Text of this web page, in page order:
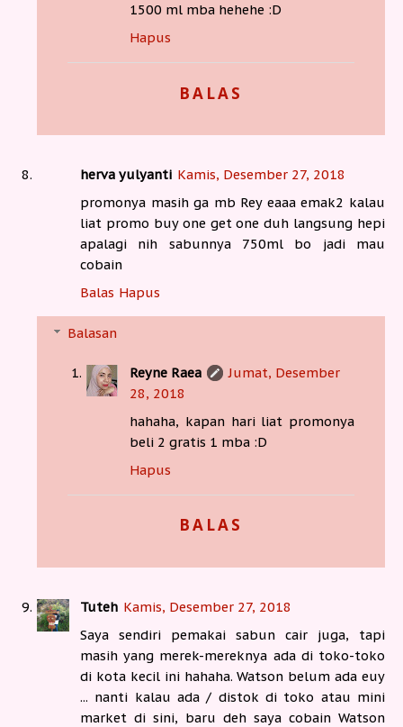
1500 ml mba hehehe :D
Hapus
BALAS
herva yulyanti Kamis, Desember 27, 2018
promonya masih ga mb Rey eaaa emak2 kalau
liat promo buy one get one duh langsung hepi
apalagi nih sabunnya 750ml bo jadi mau
cobain
Balas Hapus
Balasan
Reyne Raea
Jumat, Desember
28, 2018
hahaha, kapan hari liat promonya
beli 2 gratis 1 mba :D
Hapus
BALAS
Tuteh Kamis, Desember 27, 2018
Saya sendiri pemakai sabun cair juga, tapi
masih yang merek-mereknya ada di toko-toko
di kota kecil ini hahaha. Watson belum ada euy
... nanti kalau ada / distok di toko atau mini
market di sini, baru deh saya cobain Watson